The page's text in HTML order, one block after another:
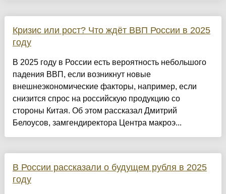
Кризис или рост? Что ждёт ВВП России в 2025
году
В 2025 году в России есть вероятность небольшого
падения ВВП, если возникнут новые
внешнеэкономические факторы, например, если
снизится спрос на российскую продукцию со
стороны Китая. Об этом рассказал Дмитрий
Белоусов, замгендиректора Центра макроэ...
В России рассказали о будущем рубля в 2025
году